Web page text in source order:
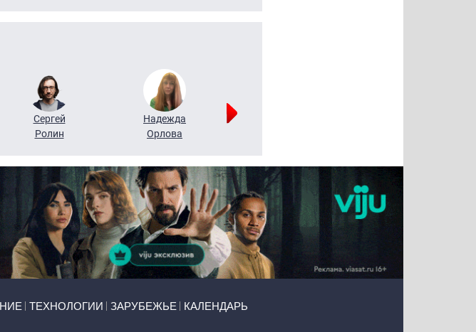
Сергей
Ролин
Надежда
Орлова
ТЕХНОЛОГИИ ЗАРУБЕЖЬЕ КАЛЕНДАРЬ